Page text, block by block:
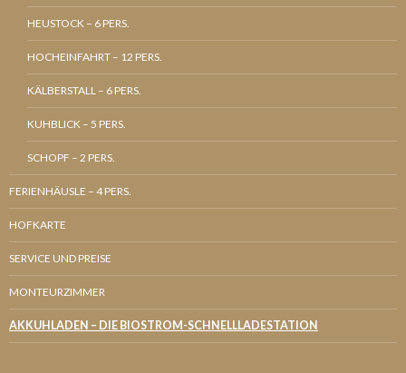
HEUSTOCK – 6 PERS.
HOCHEINFAHRT – 12 PERS.
KÄLBERSTALL – 6 PERS.
KUHBLICK – 5 PERS.
SCHOPF – 2 PERS.
FERIENHÄUSLE – 4 PERS.
HOFKARTE
SERVICE UND PREISE
MONTEURZIMMER
AKKUHLADEN – DIE BIOSTROM-SCHNELLLADESTATION